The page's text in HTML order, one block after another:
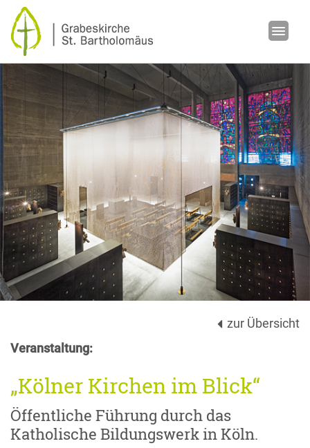
zur Übersicht
Veranstaltung:
„Kölner Kirchen im Blick“
Öffentliche Führung durch das
Katholische Bildungswerk in Köln.